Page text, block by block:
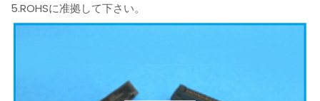
5.ROHSに准拠して下さい。